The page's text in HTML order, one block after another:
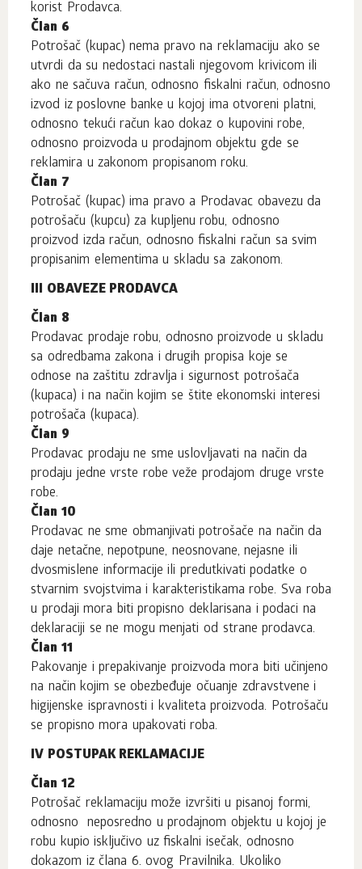
korist Prodavca.
Član 6
Potrošač (kupac) nema pravo na reklamaciju ako se
utvrdi da su nedostaci nastali njegovom krivicom ili
ako ne sačuva račun, odnosno fiskalni račun, odnosno
izvod iz poslovne banke u kojoj ima otvoreni platni,
odnosno tekući račun kao dokaz o kupovini robe,
odnosno proizvoda u prodajnom objektu gde se
reklamira u zakonom propisanom roku.
Član 7
Potrošač (kupac) ima pravo a Prodavac obavezu da
potrošaču (kupcu) za kupljenu robu, odnosno
proizvod izda račun, odnosno fiskalni račun sa svim
propisanim elementima u skladu sa zakonom.
III OBAVEZE PRODAVCA
Član 8
Prodavac prodaje robu, odnosno proizvode u skladu
sa odredbama zakona i drugih propisa koje se
odnose na zaštitu zdravlja i sigurnost potrošača
(kupaca) i na način kojim se štite ekonomski interesi
potrošača (kupaca).
Član 9
Prodavac prodaju ne sme uslovljavati na način da
prodaju jedne vrste robe veže prodajom druge vrste
robe.
Član 10
Prodavac ne sme obmanjivati potrošače na način da
daje netačne, nepotpune, neosnovane, nejasne ili
dvosmislene informacije ili predutkivati podatke o
stvarnim svojstvima i karakteristikama robe. Sva roba
u prodaji mora biti propisno deklarisana i podaci na
deklaraciji se ne mogu menjati od strane prodavca.
Član 11
Pakovanje i prepakivanje proizvoda mora biti učinjeno
na način kojim se obezbeđuje očuanje zdravstvene i
higijenske ispravnosti i kvaliteta proizvoda. Potrošaču
se propisno mora upakovati roba.
IV POSTUPAK REKLAMACIJE
Član 12
Potrošač reklamaciju može izvršiti u pisanoj formi,
odnosno neposredno u prodajnom objektu u kojoj je
robu kupio isključivo uz fiskalni isečak, odnosno
dokazom iz člana 6. ovog Pravilnika. Ukoliko